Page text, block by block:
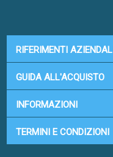
RIFERIMENTI AZIENDALI
GUIDA ALL'ACQUISTO
INFORMAZIONI
TERMINI E CONDIZIONI